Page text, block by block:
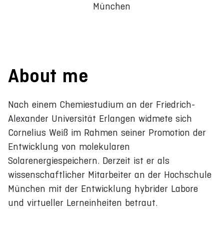
München
About me
Nach einem Chemiestudium an der Friedrich-
Alexander Universität Erlangen widmete sich
Cornelius Weiß im Rahmen seiner Promotion der
Entwicklung von molekularen
Solarenergiespeichern. Derzeit ist er als
wissenschaftlicher Mitarbeiter an der Hochschule
München mit der Entwicklung hybrider Labore
und virtueller Lerneinheiten betraut.